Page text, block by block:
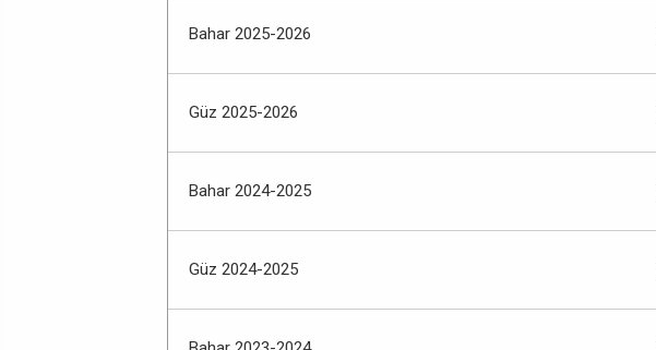
Bahar 2025-2026
Güz 2025-2026
Bahar 2024-2025
Güz 2024-2025